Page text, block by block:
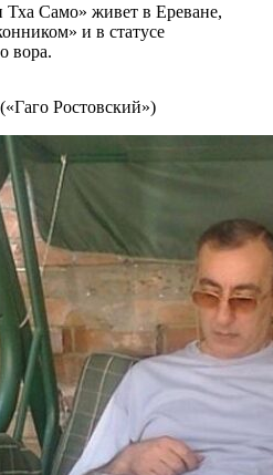
Само» живет в Ереване,
и в статусе
вора.
(«Гаго Ростовский»)